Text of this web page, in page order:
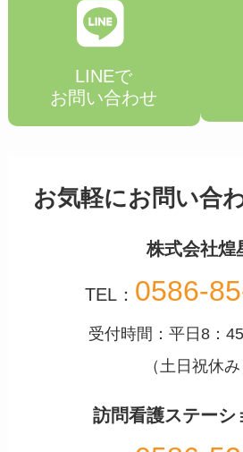
LINEで
お問い合わせ
お気軽にお問い合
株式会社煌
TEL： 0586-
受付時間：平日8：
（土日祝休み
訪問看護ステーシ